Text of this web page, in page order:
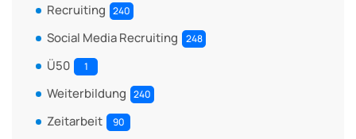
Recruiting 240
Social Media Recruiting 248
Ü50 1
Weiterbildung 240
Zeitarbeit 90